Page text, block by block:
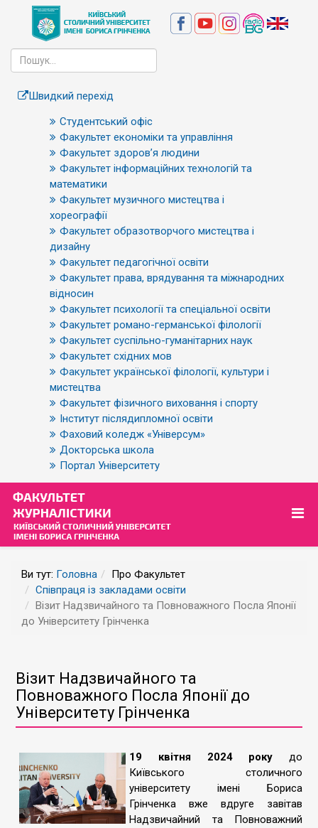
Швидкий перехід
Студентський офіс
Факультет економіки та управління
Факультет здоров’я людини
Факультет інформаційних технологій та
математики
Факультет музичного мистецтва і
хореографії
Факультет образотворчого мистецтва і
дизайну
Факультет педагогічної освіти
Факультет права, врядування та міжнародних
відносин
Факультет психології та спеціальної освіти
Факультет романо-германської філології
Факультет суспільно-гуманітарних наук
Факультет східних мов
Факультет української філології, культури і
мистецтва
Факультет фізичного виховання і спорту
Інститут післядипломної освіти
Фаховий коледж «Універсум»
Докторська школа
Портал Університету
Ви тут: Головна
Про Факультет
Співпраця із закладами освіти
Візит Надзвичайного та Повноважного Посла Японії
до Університету Грінченка
Візит Надзвичайного та
Повноважного Посла Японії до
Університету Грінченка
19 квітня 2024 року до
Київського столичного
університету імені Бориса
Грінченка вже вдруге завітав
Надзвичайний та Повноважний